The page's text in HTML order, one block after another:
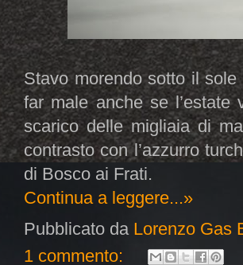
Stavo morendo sotto il
far male anche se
scarico delle migliaia di
contrasto con l’azzurro
di Bosco ai Frati.
Continua a leggere...»
Pubblicato da Lorenzo Gas
1 commento: